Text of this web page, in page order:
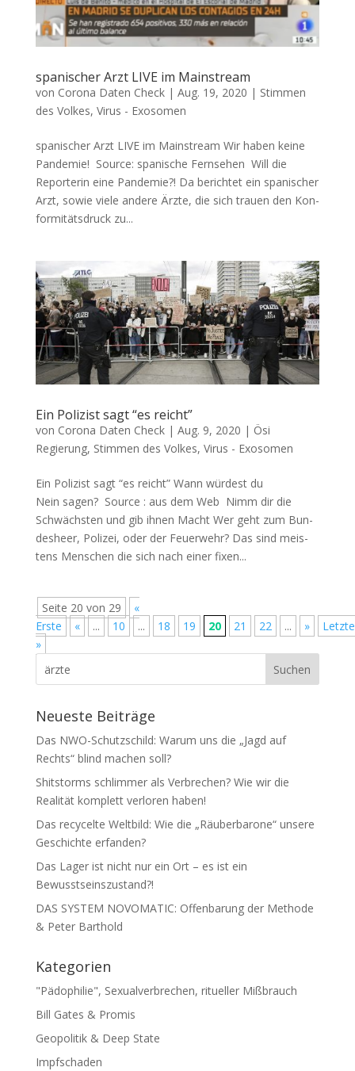
spanischer Arzt LIVE im Mainstream
von Corona Daten Check| Aug. 19, 2020 | Stimmen
des Volkes, Virus - Exosomen
spanischer Arzt LIVE im Mainstream Wir haben kei­ne
Pandemie! Source: spa­ni­sche Fernsehen Will die
Repor­te­rin eine Pandemie?! Da berich­tet ein spa­ni­scher
Arzt, sowie vie­le ande­re Ärz­te, die sich trau­en den Kon­
for­mi­täts­druck zu...
Ein Polizist sagt “es reicht”
von Corona Daten Check| Aug. 9, 2020 | Ösi
Regierung, Stimmen des Volkes, Virus - Exosomen
Ein Polizist sagt “es reicht” Wann wür­dest du
Nein sagen? Source : aus dem Web Nimm dir die
Schwächs­ten und gib ihnen Macht Wer geht zum Bun­
des­heer, Poli­zei, oder der Feu­er­wehr? Das sind meis­
tens Men­schen die sich nach einer fixen...
Seite 20 von 29
«
Erste
« ... 10 ... 18 19 20 21 22 ... »
Letzte
»
Neueste Beiträge
Das NWO-Schutzschild: Warum uns die „Jagd auf
Rechts“ blind machen soll?
Shitstorms schlimmer als Verbrechen? Wie wir die
Realität komplett verloren haben!
Das recycelte Weltbild: Wie die „Räuberbarone“ unsere
Geschichte erfanden?
Das Lager ist nicht nur ein Ort – es ist ein
Bewusstseinszustand?!
DAS SYSTEM NOVOMATIC: Offenbarung der Methode
& Peter Barthold
Kategorien
"Pädophilie", Sexualverbrechen, ritueller Mißbrauch
Bill Gates & Promis
Geopolitik & Deep State
Impfschaden